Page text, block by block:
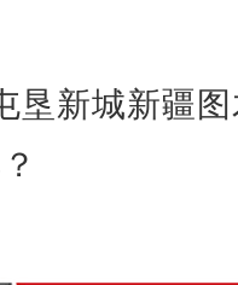
垦新城新疆
雪后喀什夜色